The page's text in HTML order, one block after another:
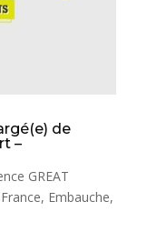
de
–
GREAT
, Embauche,